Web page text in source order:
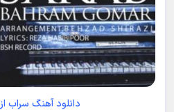
دانلود آهنگ سراب از